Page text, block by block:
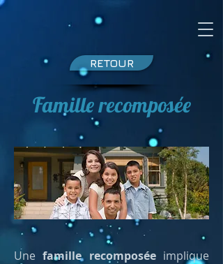
RETOUR
Famille recomposée
Unefamille recomposéeimplique